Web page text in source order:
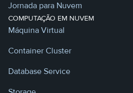
Jornada para Nuvem
COMPUTAÇÃO EM NUVEM
Máquina Virtual
Container Cluster
Database Service